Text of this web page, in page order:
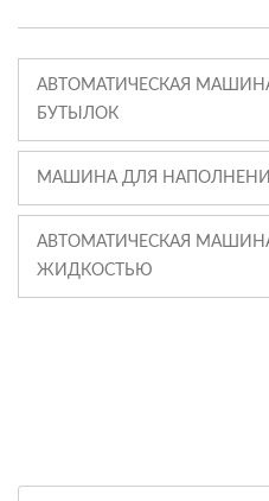
АВТОМАТИЧЕСКАЯ
БУТЫЛОК
МАШИНА ДЛЯ
АВТОМАТИЧЕСКАЯ
ЖИДКОСТЬЮ